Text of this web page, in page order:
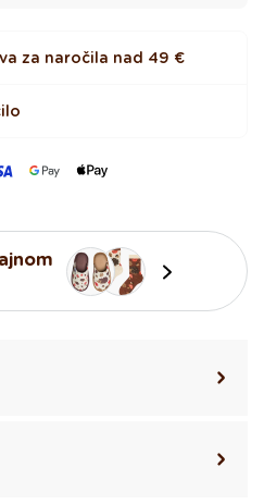
za naročila nad 49 €